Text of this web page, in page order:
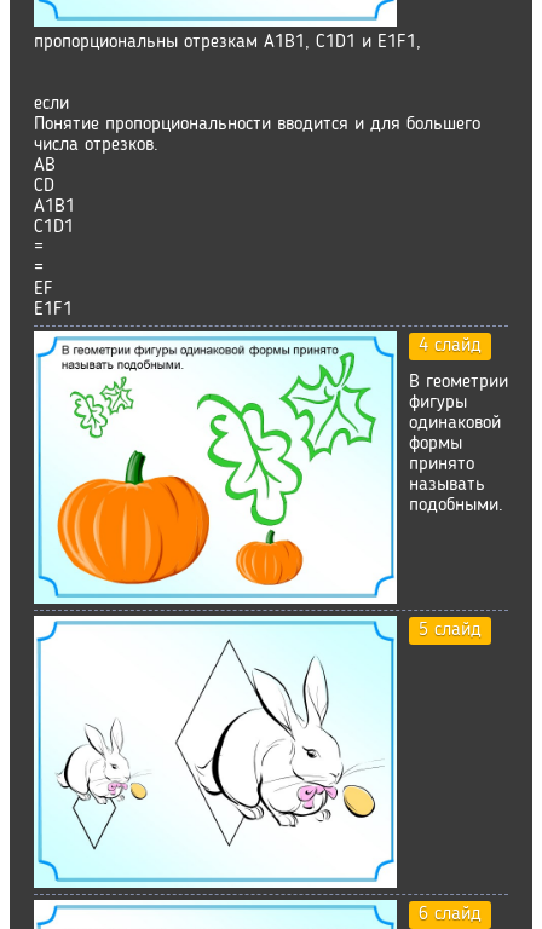
пропорциональны отрезкам А1В1, С1D1 и E1F1,
если
Понятие пропорциональности вводится и для большего
числа отрезков.
АВ
СD
А1В1
C1D1
=
=
EF
E1F1
4 слайд
В геометрии
фигуры
одинаковой
формы
принято
называть
подобными.
5 слайд
6 слайд